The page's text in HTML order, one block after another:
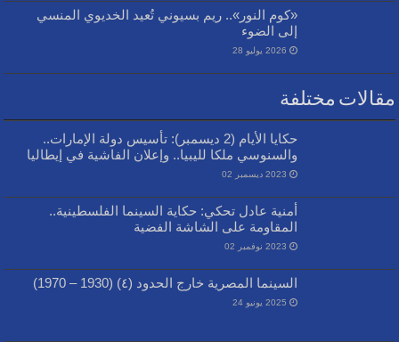
«كوم النور».. ريم بسيوني تُعيد الخديوي المنسي
إلى الضوء
2026 يوليو 28
مقالات مختلفة
حكايا الأيام (2 ديسمبر): تأسيس دولة الإمارات..
والسنوسي ملكا لليبيا.. وإعلان الفاشية في إيطاليا
2023 ديسمبر 02
أمنية عادل تحكي: حكاية السينما الفلسطينية..
المقاومة على الشاشة الفضية
2023 نوفمبر 02
السينما المصرية خارج الحدود (٤) (1930 – 1970)
2025 يونيو 24